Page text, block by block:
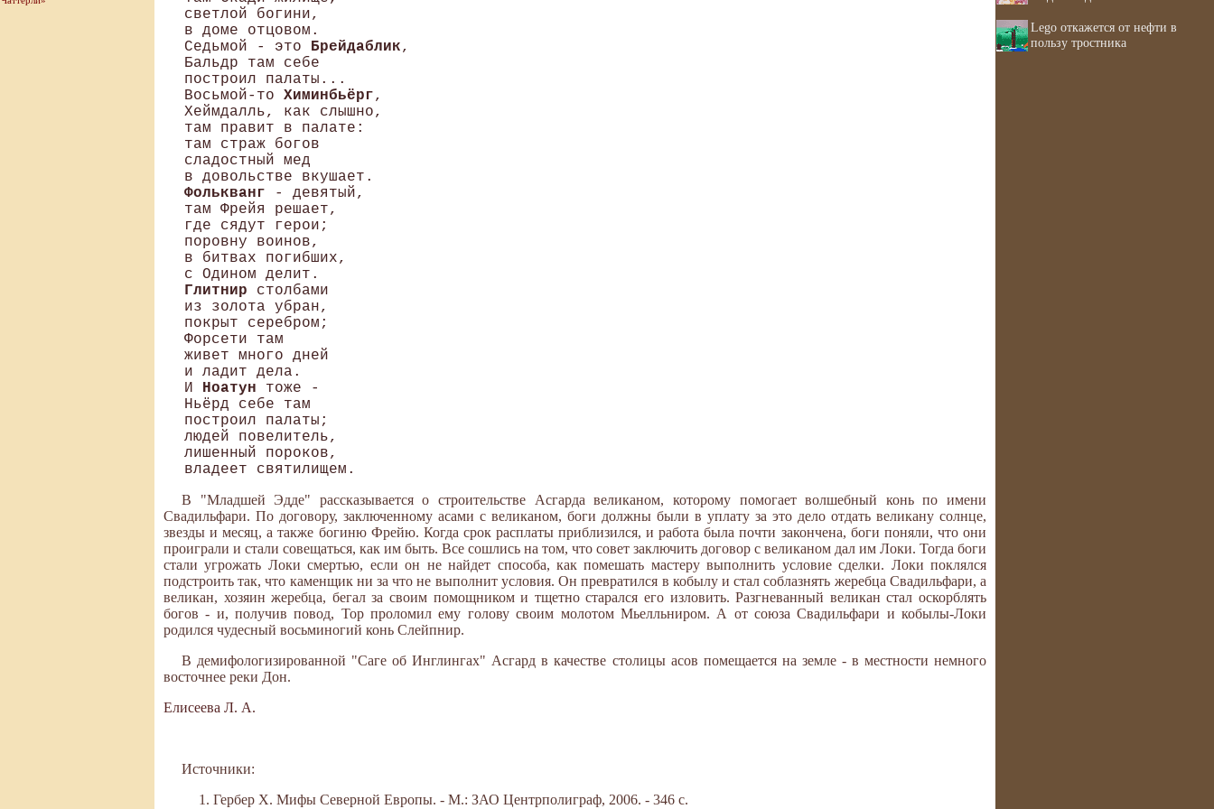
светлой богини,
в доме отцовом.
Седьмой - это Брейдаблик,
Бальдр там себе
построил палаты...
Восьмой-то Химинбьёрг,
Хеймдалль, как слышно,
там правит в палате:
там страж богов
сладостный мед
Фолькванг - девятый,
там Фрейя решает,
где сядут герои;
поровну воинов,
в битвах погибших,
Глитнир столбами
из золота убран,
покрыт серебром;
Форсети там
живет много дней
и ладит дела.
И Ноатун тоже -
Ньёрд себе там
построил палаты;
людей повелитель,
лишенный пороков,
В "Младшей Эдде" рассказывается о строительстве Асгарда великаном, которому помогает волшебный конь по имени
Свадильфари. По договору, заключенному асами с великаном, боги должны были в уплату за это дело отдать великану солнце,
звезды и месяц, а также богиню Фрейю. Когда срок расплаты приблизился, и работа была почти закончена, боги поняли, что они
проиграли и стали совещаться, как им быть. Все сошлись на том, что совет заключить договор с великаном дал им Локи. Тогда боги
стали угрожать Локи смертью, если он не найдет способа, как помешать мастеру выполнить условие сделки. Локи поклялся
подстроить так, что каменщик ни за что не выполнит условия. Он превратился в кобылу и стал соблазнять жеребца Свадильфари, а
великан, хозяин жеребца, бегал за своим помощником и тщетно старался его изловить. Разгневанный великан стал оскорблять
богов - и, получив повод, Тор проломил ему голову своим молотом Мьелльниром. А от союза Свадильфари и кобылы-Локи
родился чудесный восьминогий конь Слейпнир.
В демифологизированной "Саге об Инглингах" Асгард в качестве столицы асов помещается на земле - в местности немного
восточнее реки Дон.
Елисеева Л. А.
Источники:
Гербер Х. Мифы Северной Европы. - М.: ЗАО Центрполиграф, 2006. - 346 с.
Lego откажется от нефти в
пользу тростника